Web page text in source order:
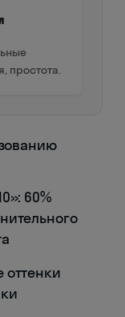
простота.
60%
оттенки